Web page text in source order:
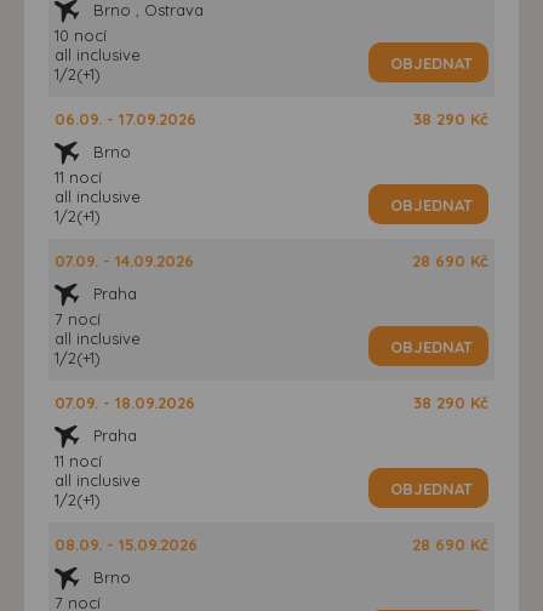
Brno , Ostrava
10 nocí
all inclusive
1/2(+1)
OBJEDNAT
06.09. - 17.09.2026
Brno
11 nocí
all inclusive
1/2(+1)
38 290 Kč
OBJEDNAT
07.09. - 14.09.2026
Praha
7 nocí
all inclusive
1/2(+1)
28 690 Kč
OBJEDNAT
07.09. - 18.09.2026
Praha
11 nocí
all inclusive
1/2(+1)
38 290 Kč
OBJEDNAT
08.09. - 15.09.2026
Brno
7 nocí
28 690 Kč